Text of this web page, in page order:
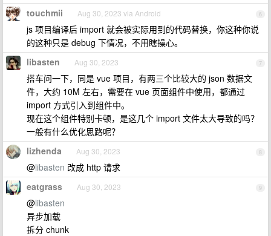
6
touchmii Aug 30, 2023 via Android
js 项目编译后 import 就会被实际用到的代码替换，你这种你说
的这种只是 debug 下情况，不用瞎操心。
7
libasten Aug 30, 2023
搭车问一下，同是 vue 项目，有两三个比较大的 json 数据文
件，大约 10M 左右，需要在 vue 页面组件中使用，都通过
import 方式引入到组件中。
现在这个组件特别卡顿，是这几个 import 文件太大导致的吗？
一般有什么优化思路呢？
8
lizhenda Aug 30, 2023
@libasten 改成 http 请求
9
eatgrass Aug 30, 2023
@libasten
异步加载
拆分 chunk